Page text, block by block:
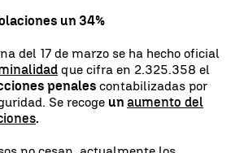
un 34%
del 17 de marzo se ha hecho oficial
que cifra en 2.325.358 el
penales contabilizadas por
Se recoge un aumento del
.